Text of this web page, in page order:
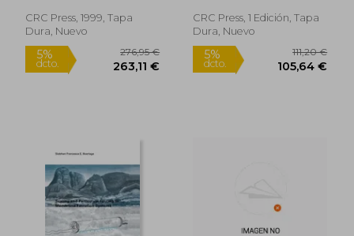
CRC Press, 1999, Tapa
Dura, Nuevo
(Che 2014), Hong
Kong, 13-14
Inglés)
CRC Press, 1 Edición, Tapa
Dura, Nuevo